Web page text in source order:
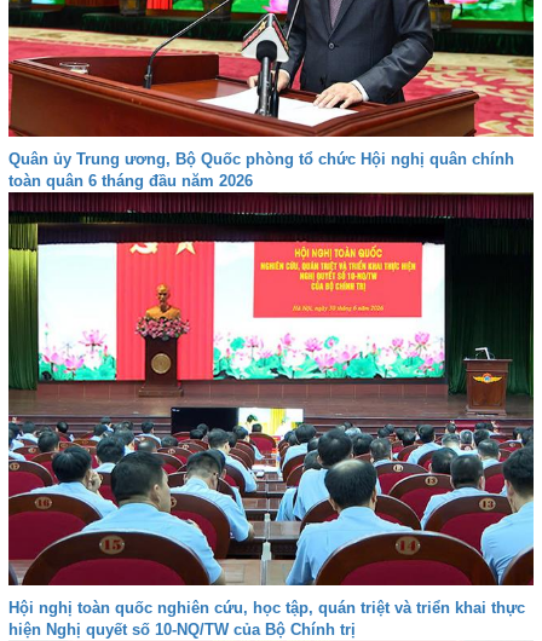
Quân ủy Trung ương, Bộ Quốc phòng tổ chức Hội nghị quân chính
toàn quân 6 tháng đầu năm 2026
Hội nghị toàn quốc nghiên cứu, học tập, quán triệt và triển khai thực
hiện Nghị quyết số 10-NQ/TW của Bộ Chính trị